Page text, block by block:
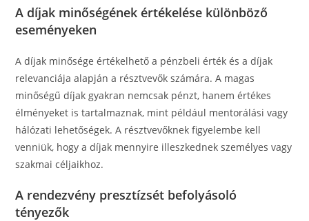
A díjak minőségének értékelése különböző
eseményeken
A díjak minősége értékelhető a pénzbeli érték és a díjak
relevanciája alapján a résztvevők számára. A magas
minőségű díjak gyakran nemcsak pénzt, hanem értékes
élményeket is tartalmaznak, mint például mentorálási vagy
hálózati lehetőségek. A résztvevőknek figyelembe kell
venniük, hogy a díjak mennyire illeszkednek személyes vagy
szakmai céljaikhoz.
A rendezvény presztízsét befolyásoló
tényezők